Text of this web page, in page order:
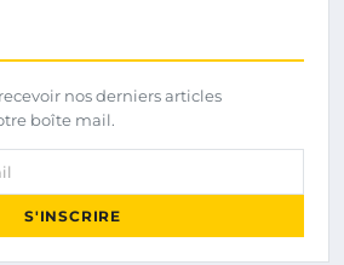
nos derniers articles
boîte mail.
S'INSCRIRE